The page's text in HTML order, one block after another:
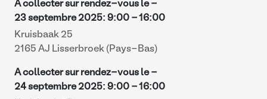
A collecter sur rendez-vous le -
23 septembre 2025: 9:00 - 16:00
Kruisbaak 25
2165 AJ Lisserbroek (Pays-Bas)
A collecter sur rendez-vous le -
24 septembre 2025: 9:00 - 16:00